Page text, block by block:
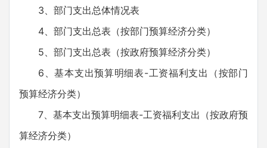
3、部门支出总体情况表
4、部门支出总表（按部门预算经济分类）
5、部门支出总表（按政府预算经济分类）
6、基本支出预算明细表-工资福利支出（按部门
预算经济分类）
7、基本支出预算明细表-工资福利支出（按政府预
算经济分类）